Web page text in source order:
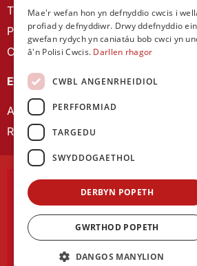
Telerau ac Amodau
Polisi Preifatrwydd
Cysylltu â ni
EIN CYHOEDDIADAU
Astudiaethau Cymreig
Rhwydwaith Ymchwil Gyrfa Cynnar
Cymdeithas Ddysgedig Cymru, corfforedig drwy
Swyddfa gofrestredig:The University Registry, King
Park, Cardiff CF10 3NS
Gwefan gan:Waters
Caiff ein meddalwedd arolygon ei phweru
Mae'r wefan hon yn defnyddio cwcis i
profiad y defnyddiwr. Drwy ddefnyddio ein
gwefan rydych yn caniatáu bob cwci yn
â'n Polisi Cwcis. Darllen rhagor
CWBL ANGENRHEIDIOL
PERFFORMIAD
TARGEDU
SWYDDOGAETHOL
DERBYN POPETH
GWRTHOD POPETH
DANGOS MANYLION